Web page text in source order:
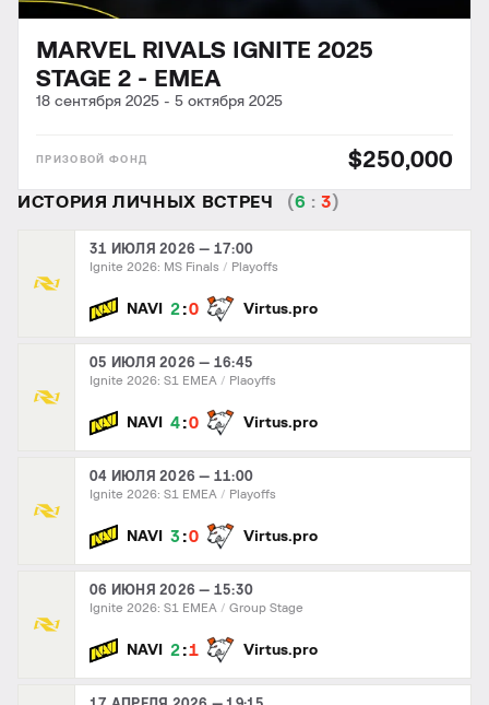
MARVEL RIVALS IGNITE 2025
STAGE 2 - EMEA
18 сентября 2025 - 5 октября 2025
$250,000
ИСТОРИЯ ЛИЧНЫХ ВСТРЕЧ (6 :3)
31 ИЮЛЯ 2026 — 17:00
Ignite 2026: MS Finals Playoffs
NAVI 2 :0 Virtus.pro
05 ИЮЛЯ 2026 — 16:45
Ignite 2026: S1 EMEA Plaoyffs
NAVI 4 :0 Virtus.pro
04 ИЮЛЯ 2026 — 11:00
Ignite 2026: S1 EMEA Playoffs
NAVI 3 :0 Virtus.pro
06 ИЮНЯ 2026 — 15:30
Ignite 2026: S1 EMEA Group Stage
NAVI 2 :1 Virtus.pro